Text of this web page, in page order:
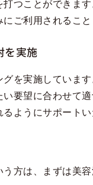
つことができます
ご利用されること
を実施
を実施しています
要望に合わせて
ようにサポートい
方は、まずは美